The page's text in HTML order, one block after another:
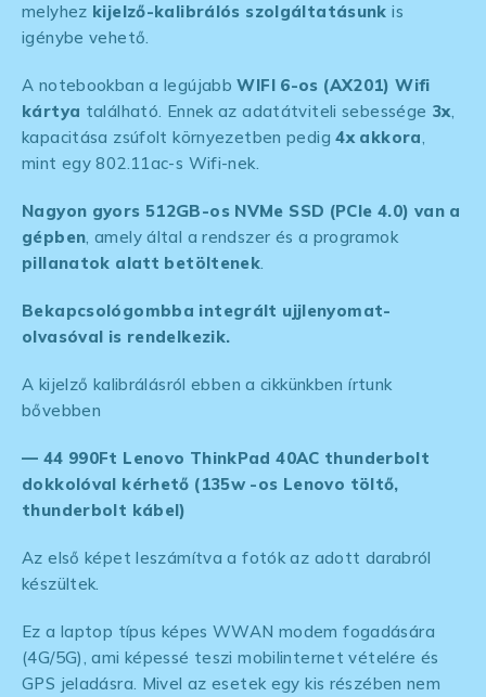
melyhez kijelző-kalibrálós szolgáltatásunk is
igénybe vehető.
A notebookban a legújabbWIFI 6-os (AX201) Wifi
kártya található. Ennek az adatátviteli sebessége 3x,
kapacitása zsúfolt környezetben pedig4x akkora,
mint egy 802.11ac-s Wifi-nek.
Nagyon gyors 512GB-os NVMe SSD (PCIe 4.0) van a
gépben, amely által a rendszer és a programok
pillanatok alatt betöltenek.
Bekapcsológombba integrált ujjlenyomat-
olvasóval is rendelkezik.
A kijelző kalibrálásról ebben a cikkünkben írtunk
bővebben
— 44 990Ft Lenovo ThinkPad 40AC thunderbolt
dokkolóval kérhető (135w -os Lenovo töltő,
thunderbolt kábel)
Az első képet leszámítva a fotók az adott darabról
készültek.
Ez a laptop típus képes WWAN modem fogadására
(4G/5G), ami képessé teszi mobilinternet vételére és
GPS jeladásra. Mivel az esetek egy kis részében nem